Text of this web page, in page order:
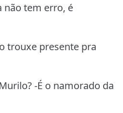
não tem erro, é
trouxe presente pra
-É o namorado da